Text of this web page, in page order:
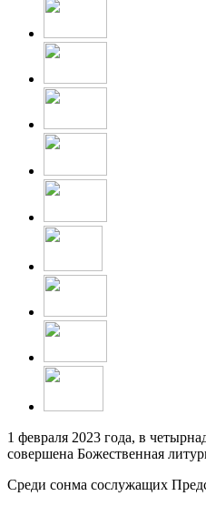
1 февраля 2023 года, в
совершена Божественная
Среди сонма сослужащих